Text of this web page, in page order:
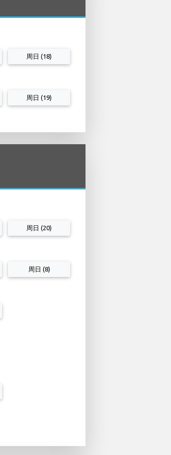
周日 (18)
周日 (19)
周日 (20)
周日 (8)